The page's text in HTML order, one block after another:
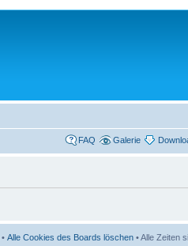
FAQ Galerie
• Alle Cookies des Boards löschen • Alle Zeiten